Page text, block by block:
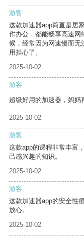
游客
这款加速器app简直是居
作办公，都能畅享高速网
候，经常因为网速慢而无
用担心了。
2025-10-02
游客
超级好用的加速器，妈妈
2025-10-02
游客
这款app的课程非常丰富
己感兴趣的知识。
2025-10-02
游客
这款加速器app的安全性
放心。
2025-10-02